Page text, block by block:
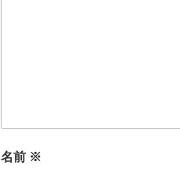
名前 ※